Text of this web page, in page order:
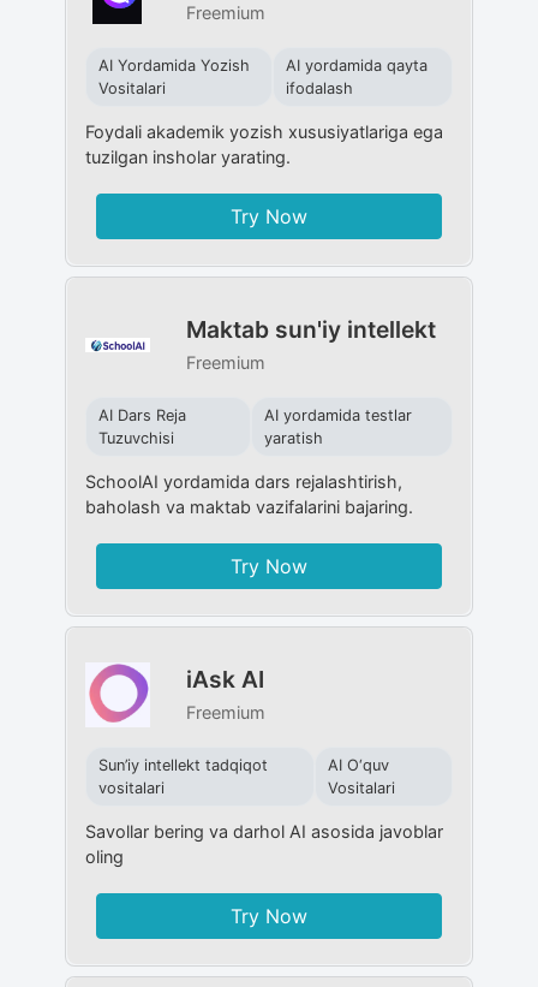
Freemium
AI Yordamida Yozish
Vositalari
AI yordamida qayta
ifodalash
Foydali akademik yozish xususiyatlariga ega
tuzilgan insholar yarating.
Try Now
Maktab sun'iy intellekt
Freemium
AI Dars Reja
Tuzuvchisi
AI yordamida testlar
yaratish
SchoolAI yordamida dars rejalashtirish,
baholash va maktab vazifalarini bajaring.
Try Now
iAsk AI
Freemium
Sun’iy intellekt tadqiqot
vositalari
AI O‘quv
Vositalari
Savollar bering va darhol AI asosida javoblar
oling
Try Now